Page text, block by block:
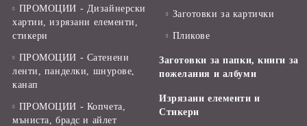
ПРОМОЦИИ - Дизайнерски
хартии, изрязани елементи,
стикери
ПРОМОЦИИ - Сатенени
ленти, панделки, шнурове,
канап
ПРОМОЦИИ - Копчета,
мъниста, брадс и айлет
Заготовки за картички
Пликове
Заготовки за папки, книги за
пожелания и албуми
Изрязани елементи и
Стикери